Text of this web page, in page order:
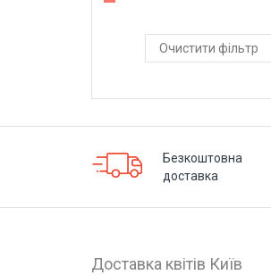
Очистити фільтр
Безкоштовна
доставка
Доставка квітів Київ